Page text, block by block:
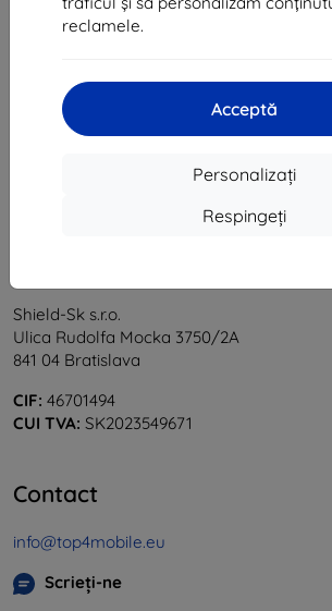
reclamele.
Acceptă
Personalizați
Respingeți
din total
Shield-Sk s.r.o.
Ulica Rudolfa Mocka 3750/2A
841 04 Bratislava
CIF: 46701494
CUI TVA: SK2023549671
Contact
info@top4mobile.eu
Scrieți-ne